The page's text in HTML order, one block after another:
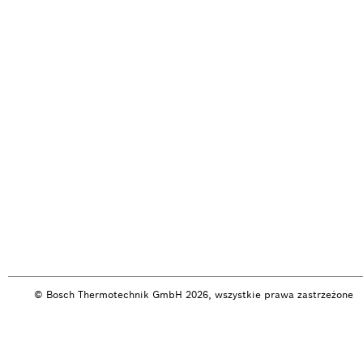
© Bosch Thermotechnik GmbH 2026, wszystkie prawa zastrzeżone